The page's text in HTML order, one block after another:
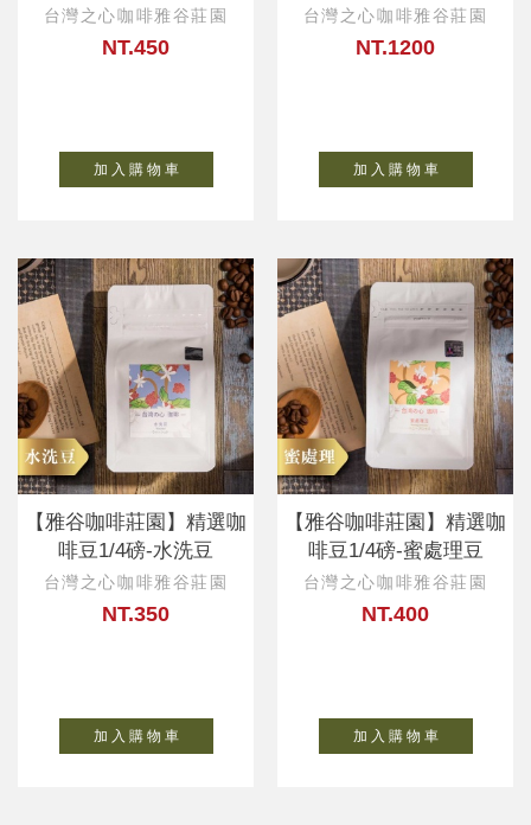
台灣之心咖啡雅谷莊園
NT.450
加 入 購 物 車
包
台灣之心咖啡雅谷莊園
NT.1200
加 入 購 物 車
【雅谷咖啡莊園】精選咖
啡豆1/4磅-水洗豆
台灣之心咖啡雅谷莊園
NT.350
加 入 購 物 車
【雅谷咖啡莊園】精選咖
啡豆1/4磅-蜜處理豆
台灣之心咖啡雅谷莊園
NT.400
加 入 購 物 車